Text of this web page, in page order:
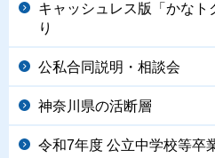
キャッシュレス版「かなト
り
公私合同説明・相談会
神奈川県の活断層
令和7年度 公立中学校等卒